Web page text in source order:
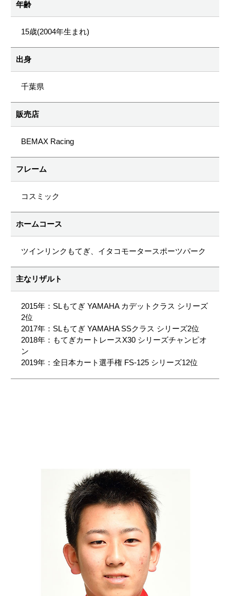
年齢
15歳(2004年生まれ)
出身
千葉県
販売店
BEMAX Racing
フレーム
コスミック
ホームコース
ツインリンクもてぎ、イタコモータースポーツパーク
主なリザルト
2015年：SLもてぎ YAMAHA カデットクラス シリーズ
2位
2017年：SLもてぎ YAMAHA SSクラス シリーズ2位
2018年：もてぎカートレースX30 シリーズチャンピオ
ン
2019年：全日本カート選手権 FS-125 シリーズ12位